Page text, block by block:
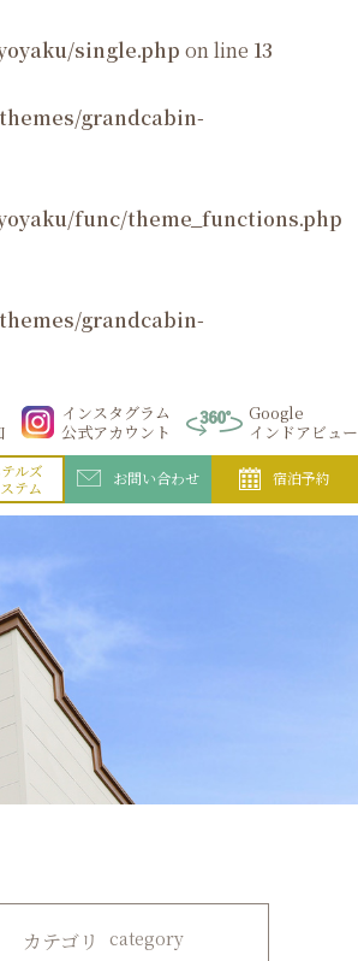
single.php on line 13
grandcabin-
func/theme_functions.php
grandcabin-
Google
インドアビュー
インスタグラム
公式アカウント
ルズ
テム
お問い合わせ 宿泊予約
カテゴリ category